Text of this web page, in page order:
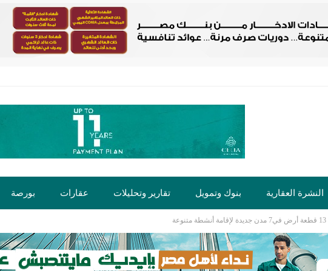
النشرة العقارية بنوك وتمويل تقارير وتحليلات عقارات بورصة